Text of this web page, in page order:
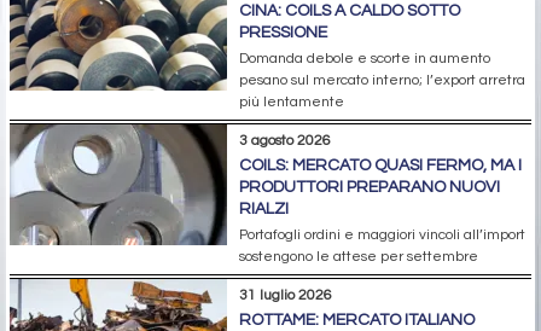
CINA: COILS A CALDO SOTTO
PRESSIONE
Domanda debole e scorte in aumento
pesano sul mercato interno; l’export arretra
più lentamente
3 agosto 2026
COILS: MERCATO QUASI FERMO, MA I
PRODUTTORI PREPARANO NUOVI
RIALZI
Portafogli ordini e maggiori vincoli all’import
sostengono le attese per settembre
31 luglio 2026
ROTTAME: MERCATO ITALIANO